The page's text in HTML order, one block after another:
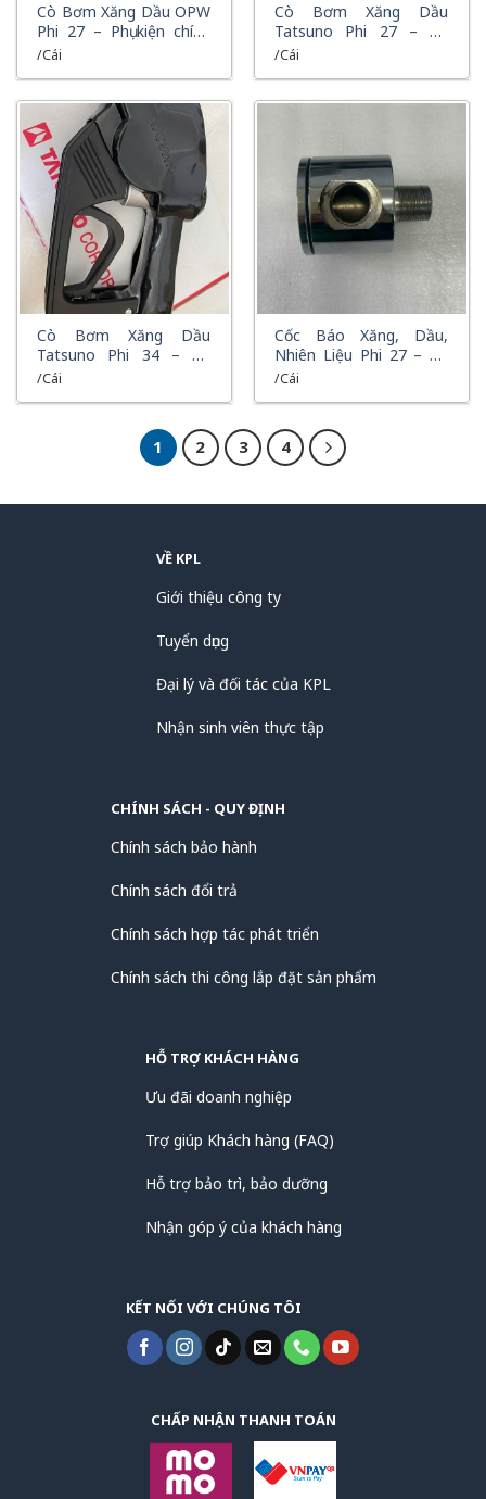
XEM NHANH
Cò Bơm Xăng Dầu OPW
Phi 27 – Phụ kiện chính
hãng cho hệ thống bơm
/Cái
XEM NHANH
Cò Bơm Xăng Dầu
Tatsuno Phi 27 – Phụ
Kiện Chính Hãng Cho Hệ
/Cái
XEM NHANH
Cò Bơm Xăng Dầu
Tatsuno Phi 34 – Phụ
Kiện Chính Hãng Cho Hệ
/Cái
XEM NHANH
Cốc Báo Xăng, Dầu,
Nhiên Liệu Phi 27 – Phụ
Kiện Chuyên Dụng Cho
/Cái
1 2 3 4
VỀ KPL
Giới thiệu công ty
Tuyển dụng
Đại lý và đối tác của KPL
Nhận sinh viên thực tập
CHÍNH SÁCH - QUY ĐỊNH
Chính sách bảo hành
Chính sách đổi trả
Chính sách hợp tác phát triển
Chính sách thi công lắp đặt sản phẩm
HỖ TRỢ KHÁCH HÀNG
Ưu đãi doanh nghiệp
Trợ giúp Khách hàng (FAQ)
Hỗ trợ bảo trì, bảo dưỡng
Nhận góp ý của khách hàng
KẾT NỐI VỚI CHÚNG TÔI
CHẤP NHẬN THANH TOÁN